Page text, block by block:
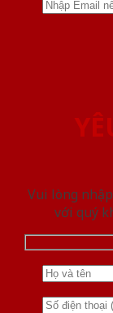
Vui lòng
với quý